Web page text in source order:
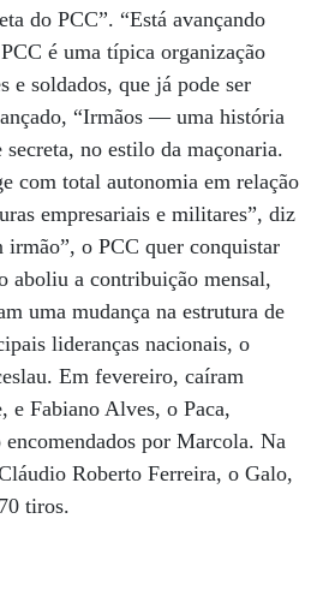
do PCC”. “Está avançando
é uma típica organização
e soldados, que já pode ser
“Irmãos — uma história
no estilo da maçonaria.
com total autonomia em relação
empresariais e militares”, diz
irmão”, o PCC quer conquistar
aboliu a contribuição mensal,
uma mudança na estrutura de
lideranças nacionais, o
Em fevereiro, caíram
e Fabiano Alves, o Paca,
por Marcola. Na
Roberto Ferreira, o Galo,
tiros.